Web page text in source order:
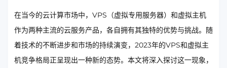
在当今的云计算市场中，VPS（虚拟专用服务器）和虚拟主机
作为两种主流的云服务产品，各自拥有其独特的优势与挑战。随
着技术的不断进步和市场的持续演变，2023年的VPS和虚拟主
机竞争格局正呈现出一种新的态势。本文将深入探讨这一现象，